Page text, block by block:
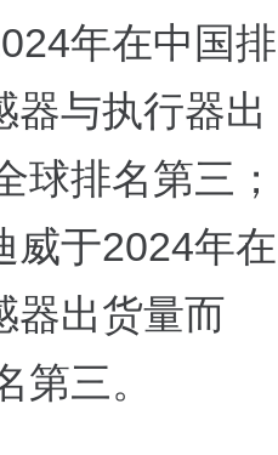
年在中国排
器与执行器出
球排名第三；
威于2024年在
器出货量而
三。